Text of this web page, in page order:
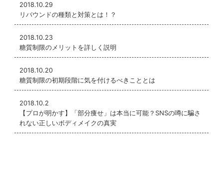
2018.10.29
リバウンドの種類と対策とは！？
2018.10.23
糖質制限のメリットを詳しく説明
2018.10.20
糖質制限の初期段階に気を付けるべきこととは
2018.10.2
【プロが明かす】「部分痩せ」は本当に可能？SNSの噂に騙さ
れない正しいボディメイクの真実